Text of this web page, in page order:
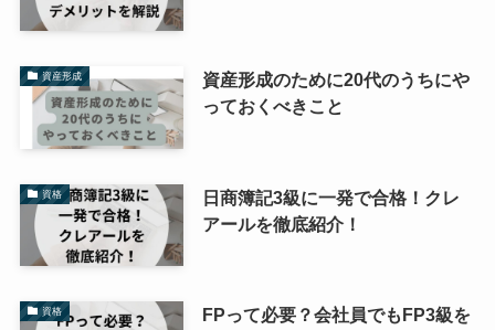
資産形成
資産形成のために20代のうちにや
っておくべきこと
資格
日商簿記3級に一発で合格！クレ
アールを徹底紹介！
資格
FPって必要？会社員でもFP3級を